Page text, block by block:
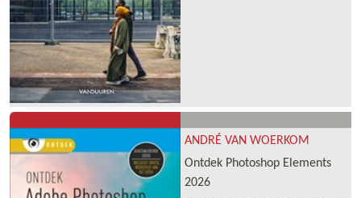
ANDRÉ VAN WOERKOM
Ontdek Photoshop Elements
2026